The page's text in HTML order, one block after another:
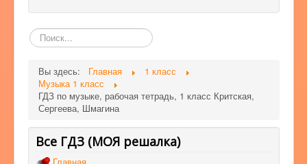
Поиск
по
Вы здесь:
Главная
1 класс
Музыка 1 класс
ГДЗ по музыке, рабочая тетрадь, 1 класс Критская,
Сергеева, Шмагина
Все ГДЗ (МОЯ решалка)